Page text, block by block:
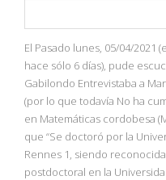
El Pasado lunes, 05/04/2021
hace sólo 6 días), pude
Gabilondo Entrevistaba a
(por lo que todavía No ha
en Matemáticas cordobesa
que “Se doctoró por la
Rennes 1, siendo
postdoctoral en la